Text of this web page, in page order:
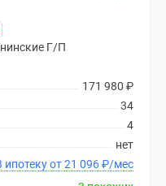
Г/П
171 980 ₽
34
4
нет
В ипотеку от 21 096₽/мес